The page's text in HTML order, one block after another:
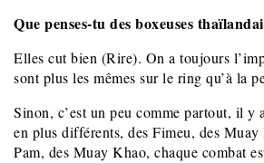
Que penses-tu des boxeuses
Elles cut bien (Rire). On a toujours
sont plus les mêmes sur le ring qu’à la
Sinon, c’est un peu comme partout, il y
en plus différents, des Fimeu, des
Pam, des Muay Khao, chaque combat